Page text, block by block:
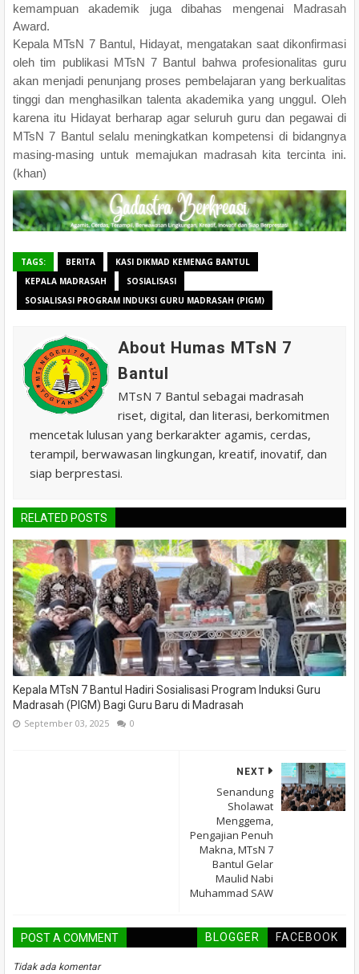
kemampuan akademik juga dibahas mengenai Madrasah
Award.
Kepala MTsN 7 Bantul, Hidayat, mengatakan saat dikonfirmasi
oleh tim publikasi MTsN 7 Bantul bahwa profesionalitas guru
akan menjadi penunjang proses pembelajaran yang berkualitas
tinggi dan menghasilkan talenta akademika yang unggul. Oleh
karena itu Hidayat berharap agar seluruh guru dan pegawai di
MTsN 7 Bantul selalu meningkatkan kompetensi di bidangnya
masing-masing untuk memajukan madrasah kita tercinta ini.
(khan)
TAGS: BERITA
KASI DIKMAD KEMENAG BANTUL
KEPALA MADRASAH
SOSIALISASI
SOSIALISASI PROGRAM INDUKSI GURU MADRASAH (PIGM)
About Humas MTsN 7
Bantul
MTsN 7 Bantul sebagai madrasah
riset, digital, dan literasi, berkomitmen
mencetak lulusan yang berkarakter agamis, cerdas,
terampil, berwawasan lingkungan, kreatif, inovatif, dan
siap berprestasi.
RELATED POSTS
Kepala MTsN 7 Bantul Hadiri Sosialisasi Program Induksi Guru
Madrasah (PIGM) Bagi Guru Baru di Madrasah
September 03, 2025 0
NEXT
Senandung
Sholawat
Menggema,
Pengajian Penuh
Makna, MTsN 7
Bantul Gelar
Maulid Nabi
Muhammad SAW
POST A COMMENT BLOGGER FACEBOOK
Tidak ada komentar